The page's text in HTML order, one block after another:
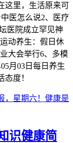
这里，生活原来可
医怎么说2、医疗
医院成立罕见神
动养生：假日休
大会举行6、多模
月03日每日养生
度！
识健康简